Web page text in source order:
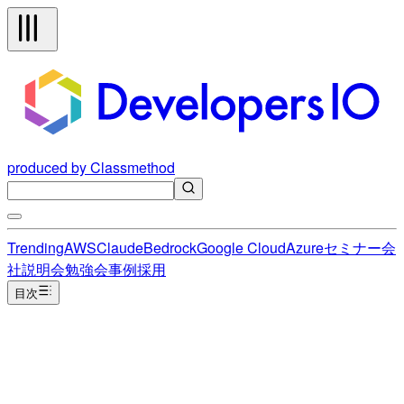
produced by Classmethod
TrendingAWSClaudeBedrockGoogle CloudAzureセミナー会
社説明会勉強会事例採用
目次